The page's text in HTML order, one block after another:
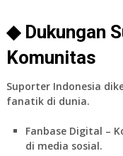
◆ Dukungan
Komunitas
Suporter Indonesia
fanatik di dunia.
Fanbase Digital –
di media sosial.